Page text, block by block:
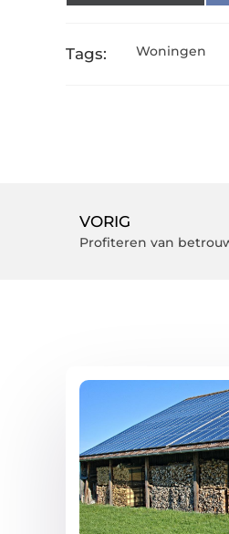
Tags: Woningen
VORIG
Profiteren van